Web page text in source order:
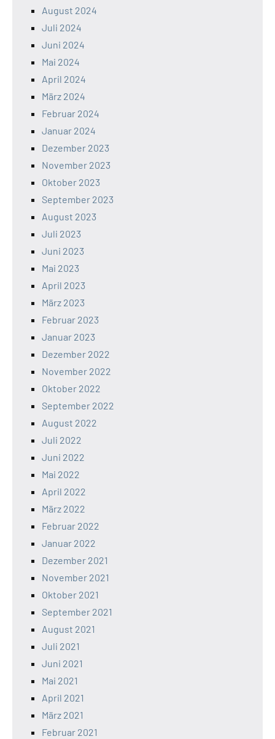
August 2024
Juli 2024
Juni 2024
Mai 2024
April 2024
März 2024
Februar 2024
Januar 2024
Dezember 2023
November 2023
Oktober 2023
September 2023
August 2023
Juli 2023
Juni 2023
Mai 2023
April 2023
März 2023
Februar 2023
Januar 2023
Dezember 2022
November 2022
Oktober 2022
September 2022
August 2022
Juli 2022
Juni 2022
Mai 2022
April 2022
März 2022
Februar 2022
Januar 2022
Dezember 2021
November 2021
Oktober 2021
September 2021
August 2021
Juli 2021
Juni 2021
Mai 2021
April 2021
März 2021
Februar 2021